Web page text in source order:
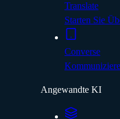
Translate
Starten Sie
Converse
Angewandte KI